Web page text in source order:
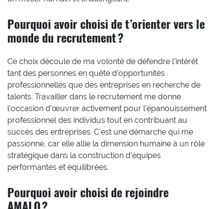
Pourquoi avoir choisi de t’orienter vers le
monde du recrutement ?
Ce choix découle de ma volonté de défendre l’intérêt
tant des personnes en quête d’opportunités
professionnelles que des entreprises en recherche de
talents. Travailler dans le recrutement me donne
l’occasion d’œuvrer activement pour l’épanouissement
professionnel des individus tout en contribuant au
succès des entreprises. C’est une démarche qui me
passionne, car elle allie la dimension humaine à un rôle
stratégique dans la construction d’équipes
performantes et équilibrées.
Pourquoi avoir choisi de rejoindre